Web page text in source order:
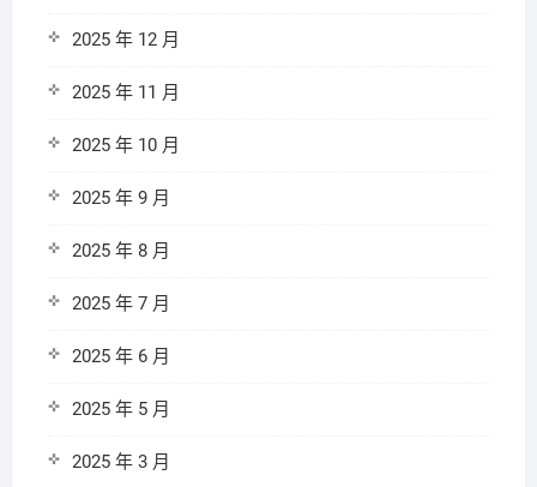
2025 年 12 月
2025 年 11 月
2025 年 10 月
2025 年 9 月
2025 年 8 月
2025 年 7 月
2025 年 6 月
2025 年 5 月
2025 年 3 月